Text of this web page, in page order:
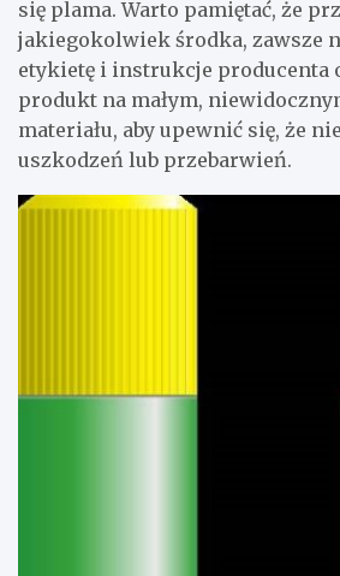
się plama. Warto pamiętać, że
jakiegokolwiek środka, zawsze
etykietę i instrukcje producenta
produkt na małym,
materiału, aby upewnić się, że
uszkodzeń lub przebarwień.